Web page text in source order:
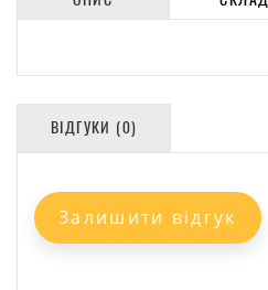
ВІДГУКИ (0)
Залишити відгук